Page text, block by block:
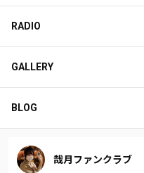
RADIO
GALLERY
BLOG
哉月ファンクラブ